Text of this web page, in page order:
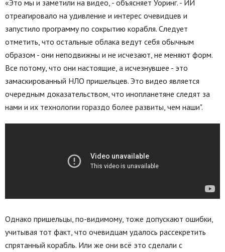
«Это мы и заметили на видео, - объясняет Уоринг. - ИИ
отреагировало на удивление и интерес очевидцев и
запустило программу по сокрытию корабля. Следует
отметить, что остальные облака ведут себя обычным
образом - они неподвижны и не исчезают, не меняют форм.
Все потому, что они настоящие, а исчезнувшее - это
замаскированный НЛО пришельцев. Это видео является
очередным доказательством, что инопланетяне следят за
нами и их технологии гораздо более развиты, чем наши".
Однако пришельцы, по-видимому, тоже допускают ошибки,
учитывая тот факт, что очевидцам удалось рассекретить
спрятанный корабль. Или же они всё это сделали с